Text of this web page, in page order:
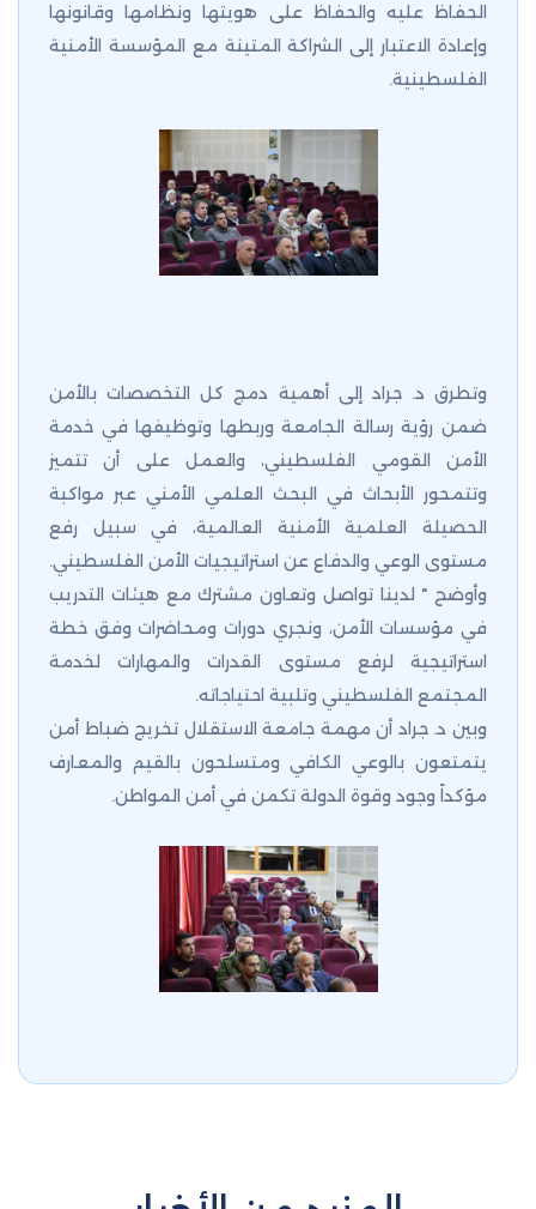
الحفاظ عليه والحفاظ على هويتها ونظامها وقانونها
وإعادة الاعتبار إلى الشراكة المتينة مع المؤسسة الأمنية
الفلسطينية.
وتطرق د. جراد إلى أهمية دمج كل التخصصات بالأمن
ضمن رؤية رسالة الجامعة وربطها وتوظيفها في خدمة
الأمن القومي الفلسطيني، والعمل على أن تتميز
وتتمحور الأبحاث في البحث العلمي الأمني عبر مواكبة
الحصيلة العلمية الأمنية العالمية، في سبيل رفع
مستوى الوعي والدفاع عن استراتيجيات الأمن الفلسطيني.
وأوضح " لدينا تواصل وتعاون مشترك مع هيئات التدريب
في مؤسسات الأمن، ونجري دورات ومحاضرات وفق خطة
استراتيجية لرفع مستوى القدرات والمهارات لخدمة
المجتمع الفلسطيني وتلبية احتياجاته.
وبين د. جراد أن مهمة جامعة الاستقلال تخريج ضباط أمن
يتمتعون بالوعي الكافي ومتسلحون بالقيم والمعارف
مؤكداً وجود وقوة الدولة تكمن في أمن المواطن.